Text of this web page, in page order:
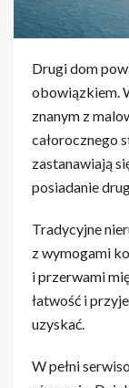
Drugi dom
obowiązkiem.
znanym z
całorocznego
zastanawiają
posiadanie
Tradycyjne
z wymogami
i przerwami
łatwość i
uzyskać.
W pełni